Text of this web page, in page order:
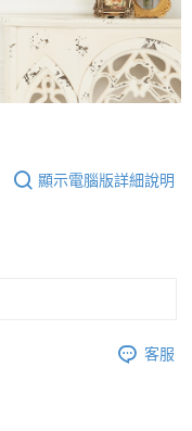
顯示電腦版詳細說明
客服